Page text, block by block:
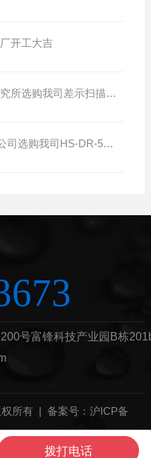
开工大吉
中国电子科技集团公司第七研究所选购我司差示扫描量热仪
通标标准技术服务(天津)有限公司选购我司HS-DR-5导热系数测试仪
号富锋科技产业园B栋
权所有 | 备案号：沪ICP备
sitemap.xml拨打电话